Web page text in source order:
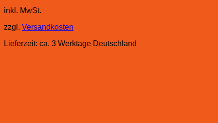
inkl. MwSt.
zzgl. Versandkosten
Lieferzeit: ca. 3 Werktage Deutschland